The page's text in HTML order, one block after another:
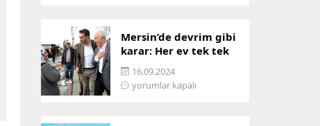
Mersin’de devrim gibi
karar: Her ev tek tek
incelenecek!
16.09.2024
yorumlar kapalı